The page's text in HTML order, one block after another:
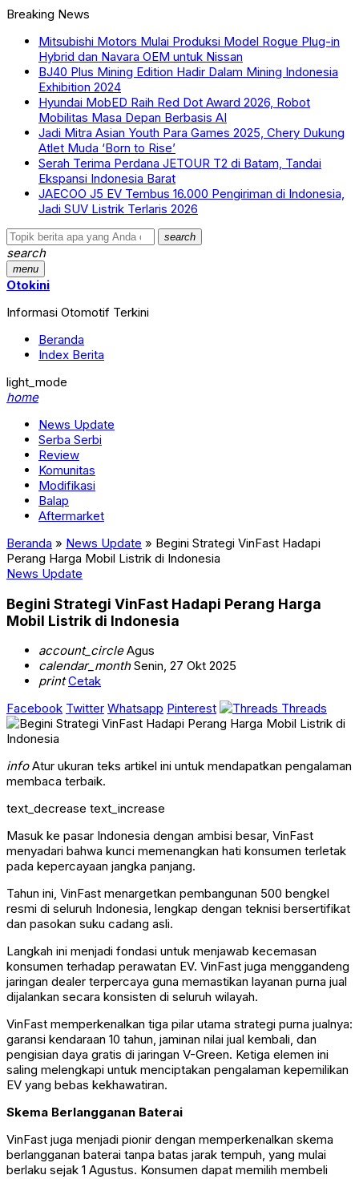
Breaking News
Mitsubishi Motors Mulai Produksi Model Rogue Plug-in
Hybrid dan Navara OEM untuk Nissan
BJ40 Plus Mining Edition Hadir Dalam Mining Indonesia
Exhibition 2024
Hyundai MobED Raih Red Dot Award 2026, Robot
Mobilitas Masa Depan Berbasis AI
Jadi Mitra Asian Youth Para Games 2025, Chery Dukung
Atlet Muda ‘Born to Rise’
Serah Terima Perdana JETOUR T2 di Batam, Tandai
Ekspansi Indonesia Barat
JAECOO J5 EV Tembus 16.000 Pengiriman di Indonesia,
Jadi SUV Listrik Terlaris 2026
search
search
menu
Otokini
Informasi Otomotif Terkini
Beranda
Index Berita
light_mode
home
News Update
Serba Serbi
Review
Komunitas
Modifikasi
Balap
Aftermarket
Beranda » News Update » Begini Strategi VinFast Hadapi
Perang Harga Mobil Listrik di Indonesia
News Update
Begini Strategi VinFast Hadapi Perang Harga
Mobil Listrik di Indonesia
account_circleAgus
calendar_monthSenin, 27 Okt 2025
print Cetak
Facebook Twitter Whatsapp Pinterest Threads
infoAtur ukuran teks artikel ini untuk mendapatkan pengalaman
membaca terbaik.
text_decrease text_increase
Masuk ke pasar Indonesia dengan ambisi besar, VinFast
menyadari bahwa kunci memenangkan hati konsumen terletak
pada kepercayaan jangka panjang.
Tahun ini, VinFast menargetkan pembangunan 500 bengkel
resmi di seluruh Indonesia, lengkap dengan teknisi bersertifikat
dan pasokan suku cadang asli.
Langkah ini menjadi fondasi untuk menjawab kecemasan
konsumen terhadap perawatan EV. VinFast juga menggandeng
jaringan dealer terpercaya guna memastikan layanan purna jual
dijalankan secara konsisten di seluruh wilayah.
VinFast memperkenalkan tiga pilar utama strategi purna jualnya:
garansi kendaraan 10 tahun, jaminan nilai jual kembali, dan
pengisian daya gratis di jaringan V-Green. Ketiga elemen ini
saling melengkapi untuk menciptakan pengalaman kepemilikan
EV yang bebas kekhawatiran.
Skema Berlangganan Baterai
VinFast juga menjadi pionir dengan memperkenalkan skema
berlangganan baterai tanpa batas jarak tempuh, yang mulai
berlaku sejak 1 Agustus. Konsumen dapat memilih membeli